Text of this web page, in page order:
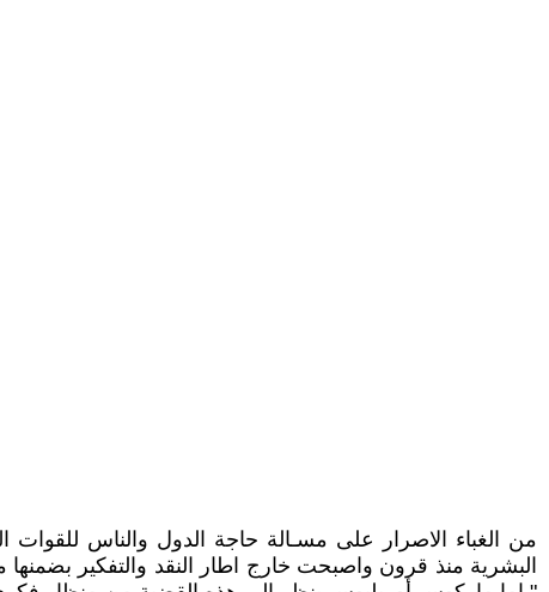
من الغباء الاصرار على مسـالة حاجة الدول والناس للقوات
البشرية منذ قرون واصبحت خارج اطار النقد والتفكير